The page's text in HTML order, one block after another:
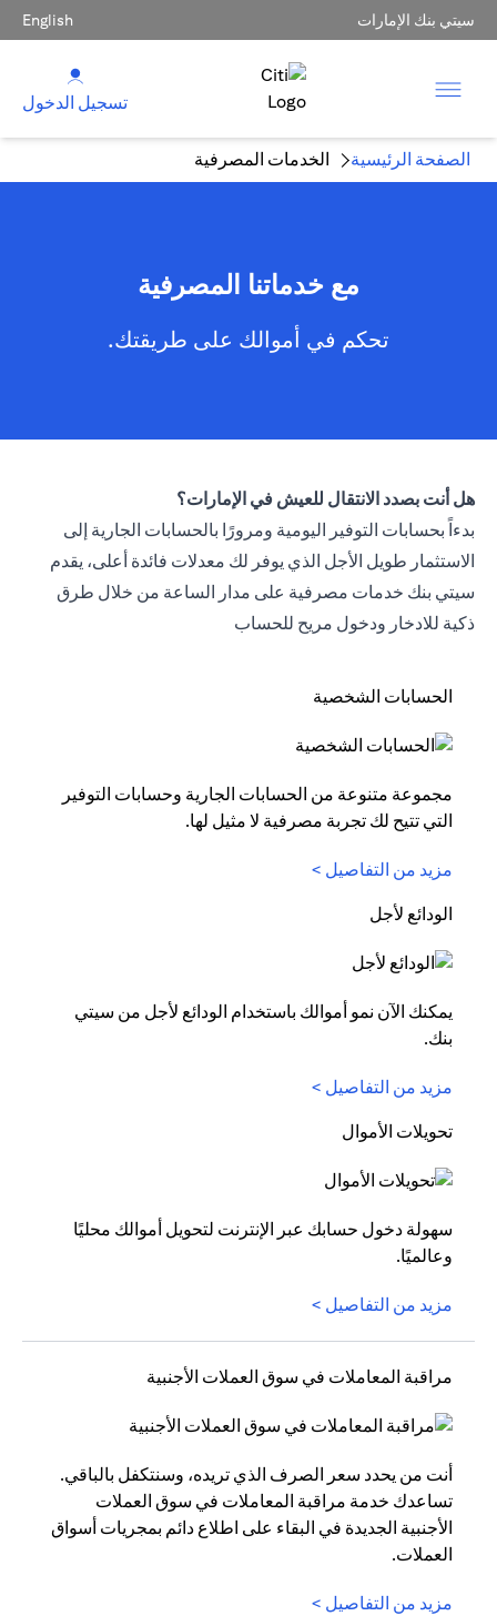
سيتي بنك الإمارات English
تسجيل الدخول
الصفحة الرئيسية الخدمات المصرفية
مع خدماتنا المصرفية
تحكم في أموالك على طريقتك.
هل أنت بصدد الانتقال للعيش في الإمارات؟
بدءاً بحسابات التوفير اليومية ومرورًا بالحسابات الجارية إلى
الاستثمار طويل الأجل الذي يوفر لك معدلات فائدة أعلى، يقدم
سيتي بنك خدمات مصرفية على مدار الساعة من خلال طرق
ذكية للادخار ودخول مريح للحساب
الحسابات الشخصية
مجموعة متنوعة من الحسابات الجارية وحسابات التوفير
التي تتيح لك تجربة مصرفية لا مثيل لها.
مزيد من التفاصيل >
الودائع لأجل
يمكنك الآن نمو أموالك باستخدام الودائع لأجل من سيتي
بنك.
مزيد من التفاصيل >
تحويلات الأموال
سهولة دخول حسابك عبر الإنترنت لتحويل أموالك محليًا
وعالميًا.
مزيد من التفاصيل >
مراقبة المعاملات في سوق العملات الأجنبية
أنت من يحدد سعر الصرف الذي تريده، وسنتكفل بالباقي.
تساعدك خدمة مراقبة المعاملات في سوق العملات
الأجنبية الجديدة في البقاء على اطلاع دائم بمجريات أسواق
العملات.
مزيد من التفاصيل >